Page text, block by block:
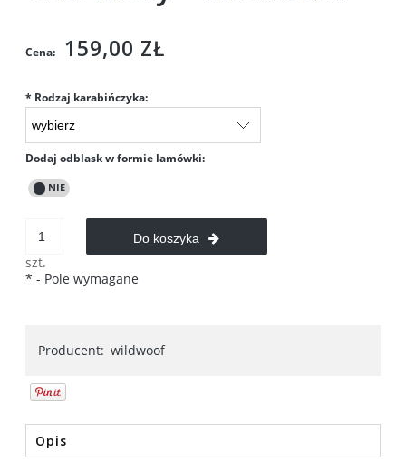
Cena: 159,00 ZŁ
* Rodzaj karabińczyka:
Dodaj odblask w formie lamówki:
szt.
Do koszyka
* - Pole wymagane
Producent: wildwoof
Opis